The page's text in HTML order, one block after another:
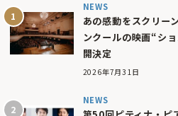
NEWS
あの感動をスクリー
ンクールの映画“シ
開決定
2026年7月31日
NEWS